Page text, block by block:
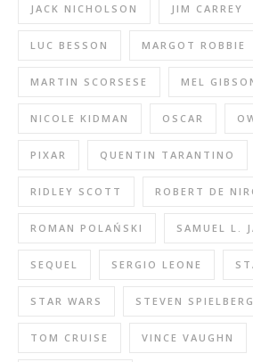
JACK NICHOLSON JIM CARREY
LUC BESSON MARGOT ROBBIE
MARTIN SCORSESE MEL
NICOLE KIDMAN OSCAR
PIXAR QUENTIN TARANTINO
RIDLEY SCOTT ROBERT DE
ROMAN POLAŃSKI SAMUEL L.
SEQUEL SERGIO LEONE
STAR WARS STEVEN SPIELBERG
TOM CRUISE VINCE VAUGHN